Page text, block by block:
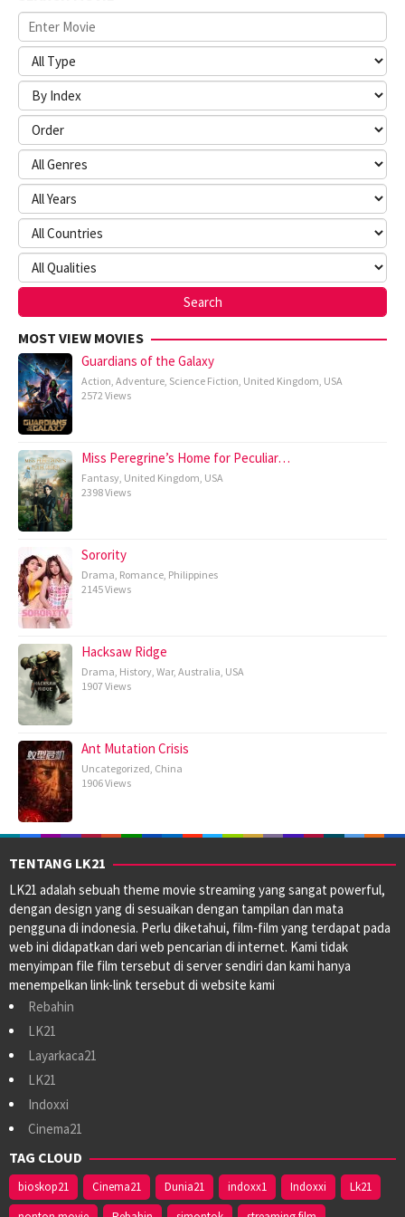
MOST VIEW MOVIES
Guardians of the Galaxy
Action, Adventure, Science Fiction, United Kingdom, USA
2572 Views
Miss Peregrine’s Home for Peculiar…
Fantasy, United Kingdom, USA
2398 Views
Sorority
Drama, Romance, Philippines
2145 Views
Hacksaw Ridge
Drama, History, War, Australia, USA
1907 Views
Ant Mutation Crisis
Uncategorized, China
1906 Views
TENTANG LK21
LK21 adalah sebuah theme movie streaming yang sangat powerful,
dengan design yang di sesuaikan dengan tampilan dan mata
pengguna di indonesia. Perlu diketahui, film-film yang terdapat pada
web ini didapatkan dari web pencarian di internet. Kami tidak
menyimpan file film tersebut di server sendiri dan kami hanya
menempelkan link-link tersebut di website kami
Rebahin
LK21
Layarkaca21
LK21
Indoxxi
Cinema21
TAG CLOUD
bioskop21 Cinema21 Dunia21 indoxx1 Indoxxi
Lk21